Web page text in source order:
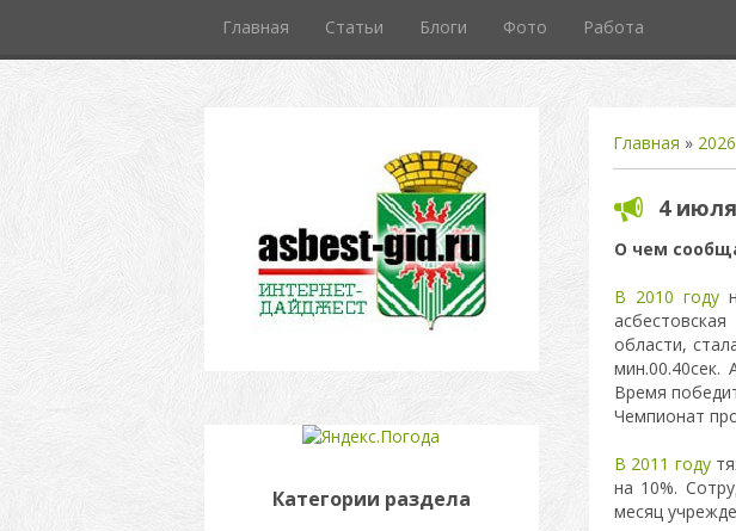
Главная Статьи Блоги Фото Работа
Главная » 2026
4
О чем
В 2010 году
области,
Время
Чемпионат
В 2011 году
на 10%.
месяц
Категории раздела